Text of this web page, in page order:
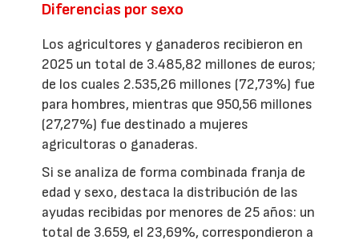
Diferencias por sexo
Los agricultores y ganaderos recibieron en
2025 un total de 3.485,82 millones de euros;
de los cuales 2.535,26 millones (72,73%) fue
para hombres, mientras que 950,56 millones
(27,27%) fue destinado a mujeres
agricultoras o ganaderas.
Si se analiza de forma combinada franja de
edad y sexo, destaca la distribución de las
ayudas recibidas por menores de 25 años: un
total de 3.659, el 23,69%, correspondieron a